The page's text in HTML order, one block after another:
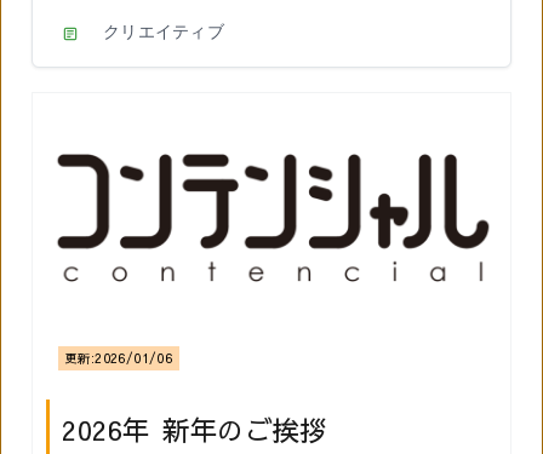
クリエイティブ
2026年 新年のご挨拶
更新:2026/01/06